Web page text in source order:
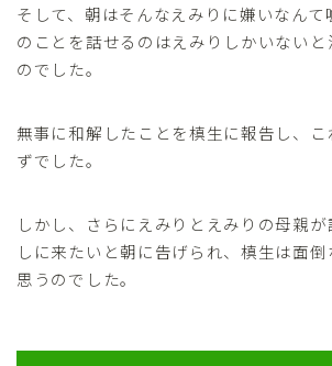
そして、朝はそんなえみりに嫌いなんて
のことを話せるのはえみりしかいないと
のでした。
無事に和解したことを槙生に報告し、
ずでした。
しかし、さらにえみりとえみりの母親
しに来たいと朝に告げられ、槙生は面
思うのでした。